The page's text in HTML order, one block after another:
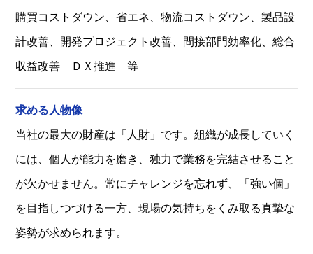
購買コストダウン、省エネ、物流コストダウン、製品設
計改善、開発プロジェクト改善、間接部門効率化、総合
収益改善 ＤＸ推進 等
求める人物像
当社の最大の財産は「人財」です。組織が成長していく
には、個人が能力を磨き、独力で業務を完結させること
が欠かせません。常にチャレンジを忘れず、「強い個」
を目指しつづける一方、現場の気持ちをくみ取る真摯な
姿勢が求められます。